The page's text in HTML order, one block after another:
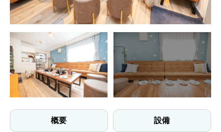
概要 設備